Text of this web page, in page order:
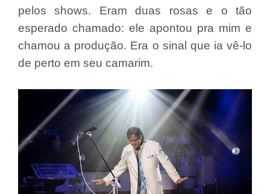
pelos shows. Eram duas rosas e o tão
esperado chamado: ele apontou pra mim e
chamou a produção. Era o sinal que ia vê-lo
de perto em seu camarim.